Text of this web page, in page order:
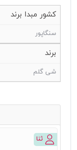
کشور مبدا برند
سنگاپور
برند
شی گلم
ثنا